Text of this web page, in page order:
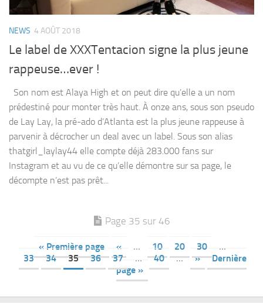
NEWS 4 AOÛT 2018
Le label de XXXTentacion signe la plus jeune
rappeuse…ever !
Son nom est Alaya High et on peut dire qu’elle a un nom
prédestiné pour monter très haut. À onze ans, sous son pseudo
de Lay Lay, la pré-ado d’Atlanta est la plus jeune rappeuse à
parvenir à décrocher un deal avec un label. Sous son alias
thatgirl_laylay44 elle compte déjà 283.000 fans sur
Instagram et au vu de ce qu’elle démontre sur sa page, le
décompte n’est pas prêt...
Page 35 sur 46
« Première page « … 10 20 30
…
33
34 35 36 37 … 40 … »
Dernière
page »